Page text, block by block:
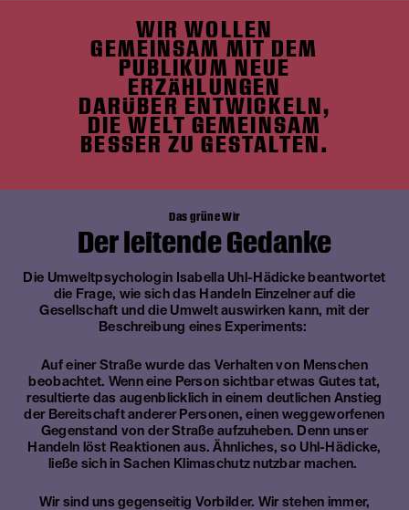
WIR WOLLEN
GEMEINSAM MIT DEM
PUBLIKUM NEUE
ERZÄHLUNGEN
DARÜBER ENTWICKELN,
DIE WELT GEMEINSAM
BESSER ZU GESTALTEN.
Das grüne Wir
Der leitende Gedanke
Die Umweltpsychologin Isabella Uhl-Hädicke beantwortet
die Frage, wie sich das Handeln Einzelner auf die
Gesellschaft und die Umwelt auswirken kann, mit der
Beschreibung eines Experiments:
Auf einer Straße wurde das Verhalten von Menschen
beobachtet. Wenn eine Person sichtbar etwas Gutes tat,
resultierte das augenblicklich in einem deutlichen Anstieg
der Bereitschaft anderer Personen, einen weggeworfenen
Gegenstand von der Straße aufzuheben. Denn unser
Handeln löst Reaktionen aus. Ähnliches, so Uhl-Hädicke,
ließe sich in Sachen Klimaschutz nutzbar machen.
Wir sind uns gegenseitig Vorbilder. Wir stehen immer,